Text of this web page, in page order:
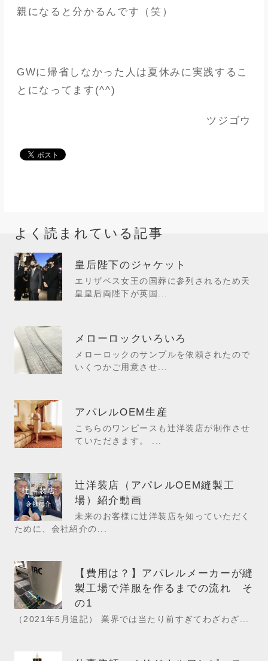
親になると分かるんです（笑）
GWに帰省しなかった人は夏休みに実践するこ
とになってます(^^)
ツジゴウ
よく読まれている記事
皇后陛下のジャケット
エリザベス女王の国葬に参列されるため天
皇皇后両陛下が英国...
メローロックいろいろ
メローロックのサンプルを依頼されたので
いくつかご用意させ...
アパレルOEM生産
こちらのワンピースも辻洋装店が制作させ
ていただきます。 ...
辻洋装店（アパレルOEM縫製工
場）紹介動画
未来のお客様に辻洋装店を知っていただく
ために、会社紹介の...
【費用は？】アパレルメーカーが縫
製工場で洋服を作るまでの流れ そ
の1
（2021年5月追記） 業界では当たり前すぎてわざわざ...